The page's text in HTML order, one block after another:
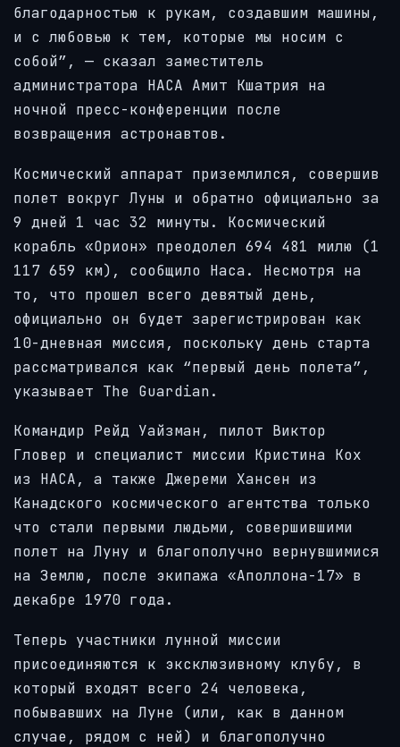
благодарностью к рукам, создавшим машины,
и с любовью к тем, которые мы носим с
собой”, — сказал заместитель
администратора НАСА Амит Кшатрия на
ночной пресс-конференции после
возвращения астронавтов.
Космический аппарат приземлился, совершив
полет вокруг Луны и обратно официально за
9 дней 1 час 32 минуты. Космический
корабль «Орион» преодолел 694 481 милю (1
117 659 км), сообщило Наса. Несмотря на
то, что прошел всего девятый день,
официально он будет зарегистрирован как
10-дневная миссия, поскольку день старта
рассматривался как “первый день полета”,
указывает The Guardian.
Командир Рейд Уайзман, пилот Виктор
Гловер и специалист миссии Кристина Кох
из НАСА, а также Джереми Хансен из
Канадского космического агентства только
что стали первыми людьми, совершившими
полет на Луну и благополучно вернувшимися
на Землю, после экипажа «Аполлона-17» в
декабре 1970 года.
Теперь участники лунной миссии
присоединяются к эксклюзивному клубу, в
который входят всего 24 человека,
побывавших на Луне (или, как в данном
случае, рядом с ней) и благополучно